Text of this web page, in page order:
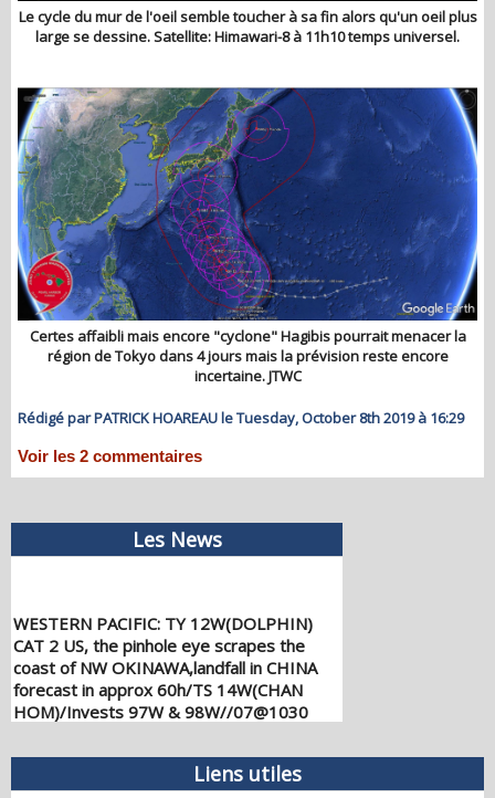
Le cycle du mur de l'oeil semble toucher à sa fin alors qu'un oeil plus
large se dessine. Satellite: Himawari-8 à 11h10 temps universel.
Certes affaibli mais encore "cyclone" Hagibis pourrait menacer la
région de Tokyo dans 4 jours mais la prévision reste encore
incertaine. JTWC
Rédigé par PATRICK HOAREAU le Tuesday, October 8th 2019 à 16:29
Voir les 2 commentaires
Les News
WESTERN PACIFIC: TY 12W(DOLPHIN)
CAT 2 US, the pinhole eye scrapes the
coast of NW OKINAWA,landfall in CHINA
forecast in approx 60h/TS 14W(CHAN
HOM)/Invests 97W & 98W//07@1030
UTC
WESTERN PACIFIC: TY 12W(DOLPHIN)
Liens utiles